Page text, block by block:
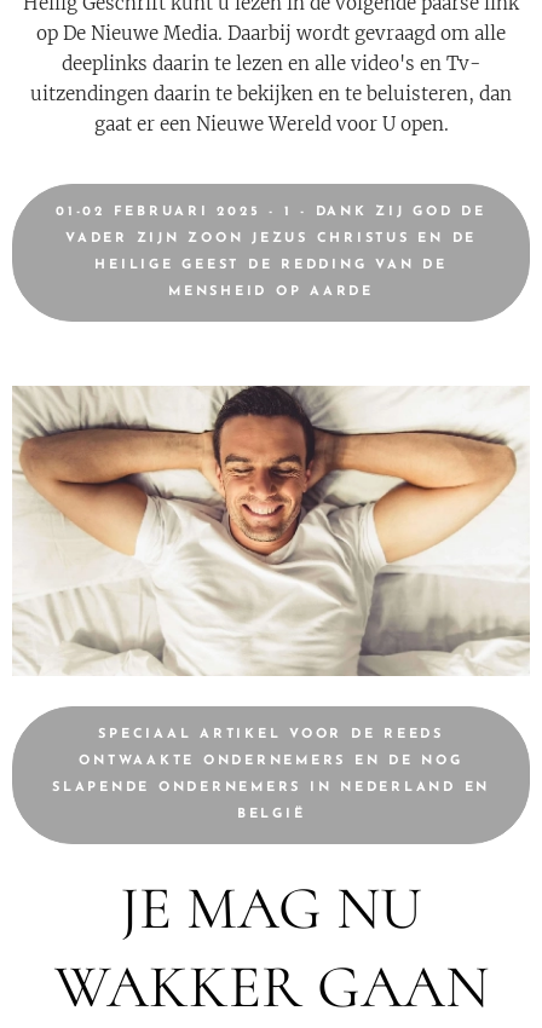
op De Nieuwe Media. Daarbij wordt gevraagd om alle
deeplinks daarin te lezen en alle video's en Tv-
uitzendingen daarin te bekijken en te beluisteren, dan
gaat er een Nieuwe Wereld voor U open.
01-02 FEBRUARI 2025 - 1 - DANK ZIJ GOD DE
VADER ZIJN ZOON JEZUS CHRISTUS EN DE
HEILIGE GEEST DE REDDING VAN DE
MENSHEID OP AARDE
SPECIAAL ARTIKEL VOOR DE REEDS
ONTWAAKTE ONDERNEMERS EN DE NOG
SLAPENDE ONDERNEMERS IN NEDERLAND EN
BELGIË
JE MAG NU
WAKKER GAAN